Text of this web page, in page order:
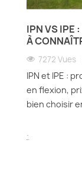
IPN VS IPE
À
7272 Vues
IPN et IPE :
en flexion,
bien choisir
.